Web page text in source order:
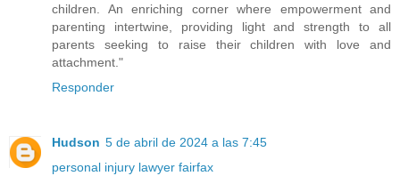
children. An enriching corner where empowerment and
parenting intertwine, providing light and strength to all
parents seeking to raise their children with love and
attachment."
Responder
Hudson 5 de abril de 2024 a las 7:45
personal injury lawyer fairfax